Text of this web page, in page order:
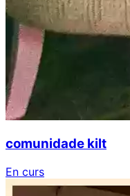
comunidade kilt
En curs